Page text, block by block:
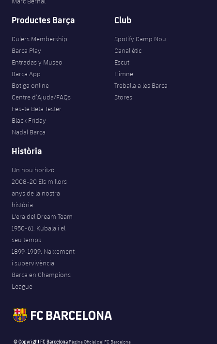
Productes Barça
Culers Membership
Barça Play
Entradas y Museo
Barça App
Botiga online
Centre d’Ajuda/FAQs
Fes-te Beta Tester
Black Friday
Nadal Barça
Club
Spotify Camp Nou
Canal ètic
Escut
Himne
Treballa a les Barça
Stores
Història
Un nou horitzó
2008-20 Els millors
anys de la nostra
història
L'era del Dream Team
1950-61. Kubala i el
seu temps
1899-1909. Naixement
i supervivència
Barça en Champions
League
© Copyright FC Barcelona Pàgina Oficial del FC Barcelona